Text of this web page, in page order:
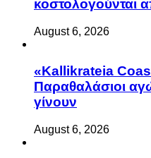
κοστολογούνται
August 6, 2026
«Kallikrateia
Παραθαλάσιοι
γίνουν
August 6, 2026